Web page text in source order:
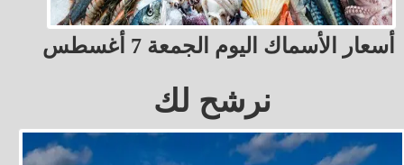
أسعار الأسماك اليوم الجمعة 7 أغسطس
نرشح لك